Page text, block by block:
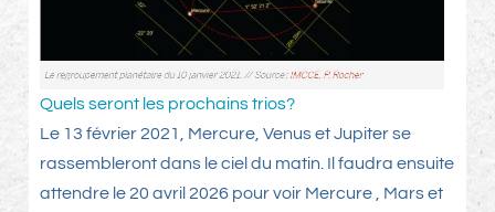
Quels seront les prochains trios?
Le 13 février 2021, Mercure, Venus et Jupiter se
rassembleront dans le ciel du matin. Il faudra ensuite
attendre le 20 avril 2026 pour voir Mercure , Mars et